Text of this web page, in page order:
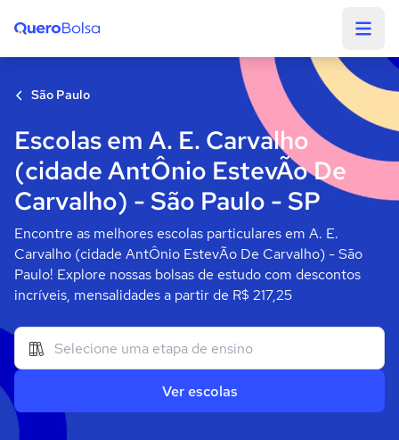
São Paulo
Escolas em A. E. Carvalho
(cidade AntÔnio EstevÃo De
Carvalho) - São Paulo - SP
Encontre as melhores escolas particulares em A. E.
Carvalho (cidade AntÔnio EstevÃo De Carvalho) - São
Paulo! Explore nossas bolsas de estudo com descontos
incríveis, mensalidades a partir de R$ 217,25
Ver escolas